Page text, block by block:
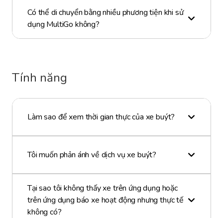
Có thể di chuyển bằng nhiều phương tiện khi sử
dụng MultiGo không?
Tính năng
Làm sao để xem thời gian thực của xe buýt?
Tôi muốn phản ánh về dịch vụ xe buýt?
Tại sao tôi không thấy xe trên ứng dụng hoặc
trên ứng dụng báo xe hoạt động nhưng thực tế
không có?